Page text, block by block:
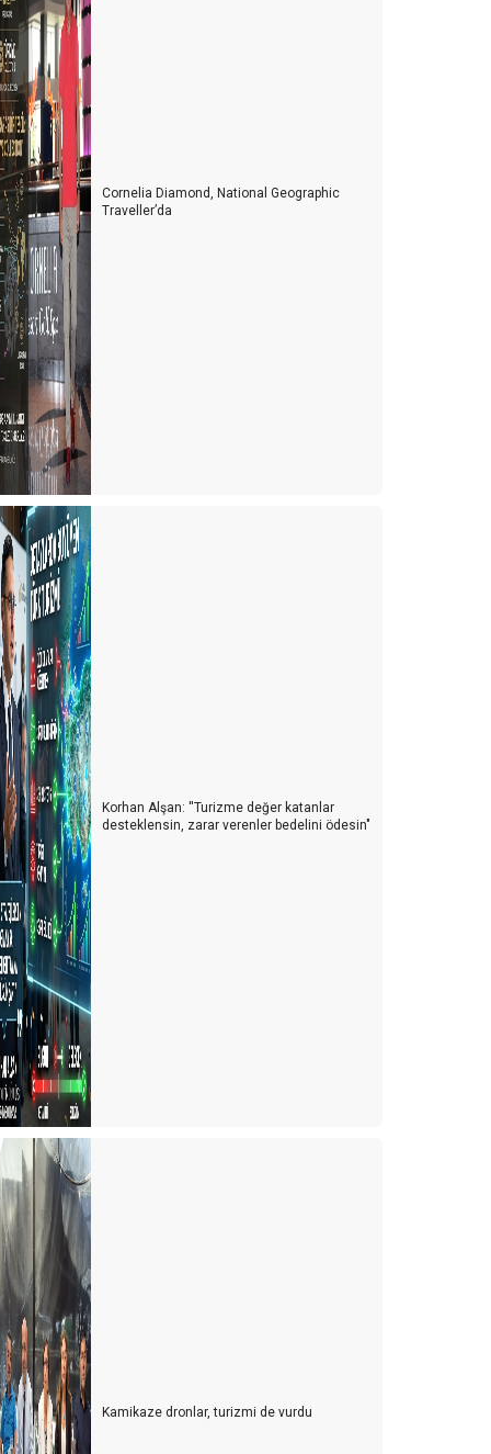
Temmuz’da Bitti …
Cornelia Diamond, National Geographic
Traveller’da
Korhan Alşan: ''Turizme değer katanlar
desteklensin, zarar verenler bedelini ödesin"
Kamikaze dronlar, turizmi de vurdu